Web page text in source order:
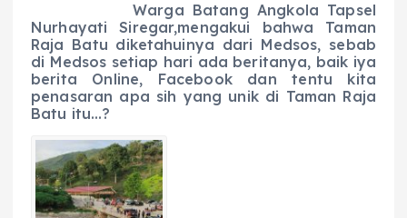
Warga Batang Angkola Tapsel
Nurhayati Siregar,mengakui bahwa Taman
Raja Batu diketahuinya dari Medsos, sebab
di Medsos setiap hari ada beritanya, baik iya
berita Online, Facebook dan tentu kita
penasaran apa sih yang unik di Taman Raja
Batu itu…?